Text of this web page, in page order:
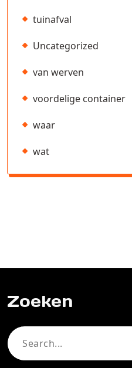
tuinafval
Uncategorized
van werven
voordelige container
waar
wat
Zoeken
Search